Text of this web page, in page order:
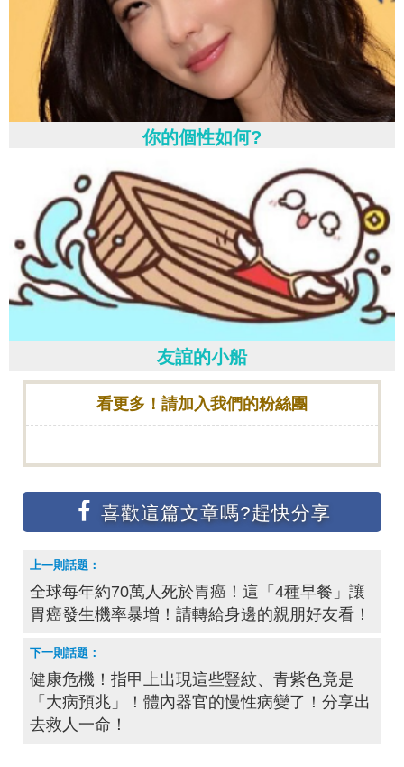
你的個性如何?
友誼的小船
看更多！請加入我們的粉絲團
全球每年約70萬人死於胃癌！這「4種早餐」讓
胃癌發生機率暴增！請轉給身邊的親朋好友看！
健康危機！指甲上出現這些豎紋、青紫色竟是
「大病預兆」！體內器官的慢性病變了！分享出
去救人一命！